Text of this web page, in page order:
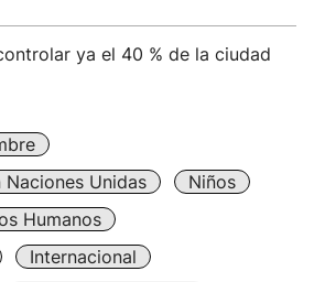
ya el 40 % de la ciudad
Naciones Unidas
Niños
Humanos
Internacional